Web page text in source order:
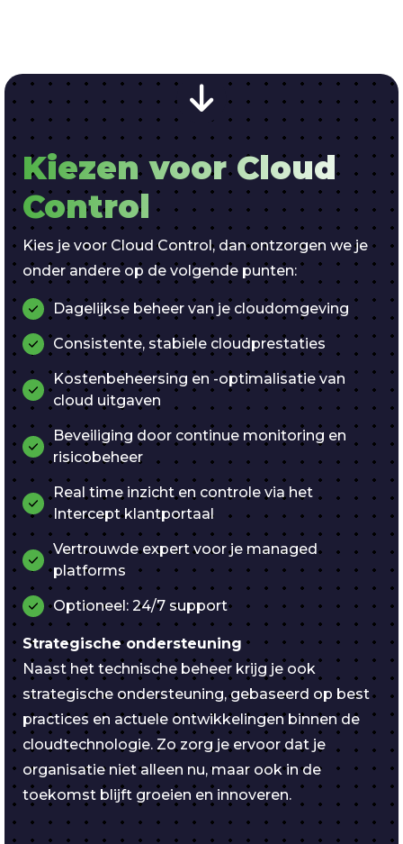
Kiezen voor Cloud
Control
Kies je voor Cloud Control, dan ontzorgen we je
onder andere op de volgende punten:
Dagelijkse beheer van je cloudomgeving
Consistente, stabiele cloudprestaties
Kostenbeheersing en -optimalisatie van
cloud uitgaven
Beveiliging door continue monitoring en
risicobeheer
Real time inzicht en controle via het
Intercept klantportaal
Vertrouwde expert voor je managed
platforms
Optioneel: 24/7 support
Strategische ondersteuning
Naast het technische beheer krijg je ook
strategische ondersteuning, gebaseerd op best
practices en actuele ontwikkelingen binnen de
cloudtechnologie. Zo zorg je ervoor dat je
organisatie niet alleen nu, maar ook in de
toekomst blijft groeien en innoveren.